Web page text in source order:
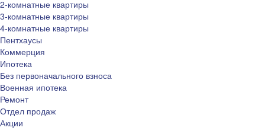
2-комнатные квартиры
3-комнатные квартиры
4-комнатные квартиры
Пентхаусы
Коммерция
Ипотека
Без первоначального взноса
Военная ипотека
Ремонт
Отдел продаж
Акции